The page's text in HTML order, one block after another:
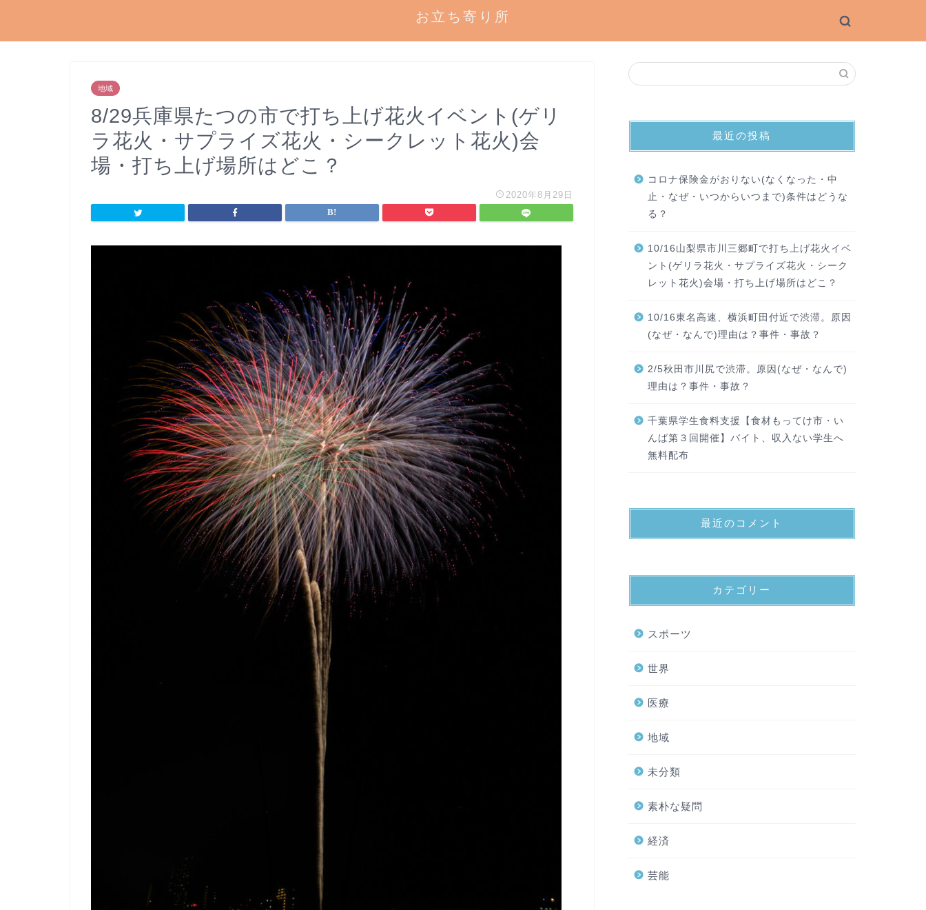
お立ち寄り所
地域
8/29兵庫県たつの市で打ち上げ花火イベント(ゲリ
ラ花火・サプライズ花火・シークレット花火)会
場・打ち上げ場所はどこ？
2020年8月29日
最近の投稿
コロナ保険金がおりない(なくなった・中
止・なぜ・いつからいつまで)条件はどうな
る？
10/16山梨県市川三郷町で打ち上げ花火イベ
ント(ゲリラ花火・サプライズ花火・シーク
レット花火)会場・打ち上げ場所はどこ？
10/16東名高速、横浜町田付近で渋滞。原因
(なぜ・なんで)理由は？事件・事故？
2/5秋田市川尻で渋滞。原因(なぜ・なんで)
理由は？事件・事故？
千葉県学生食料支援【食材もってけ市・い
んば第３回開催】バイト、収入ない学生へ
無料配布
最近のコメント
カテゴリー
スポーツ
世界
医療
地域
未分類
素朴な疑問
経済
芸能